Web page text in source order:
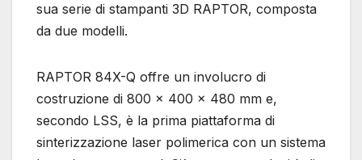
sua serie di stampanti 3D RAPTOR, composta
da due modelli.
RAPTOR 84X-Q offre un involucro di
costruzione di 800 x 400 x 480 mm e,
secondo LSS, è la prima piattaforma di
sinterizzazione laser polimerica con un sistema